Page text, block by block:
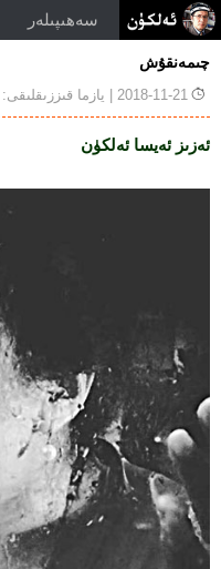
سەھىپىلەر
چىمەنقۇش
2018-11-21 | يازما قىززىقلىقى:
ئەزىز ئەيسا ئەلكۈن